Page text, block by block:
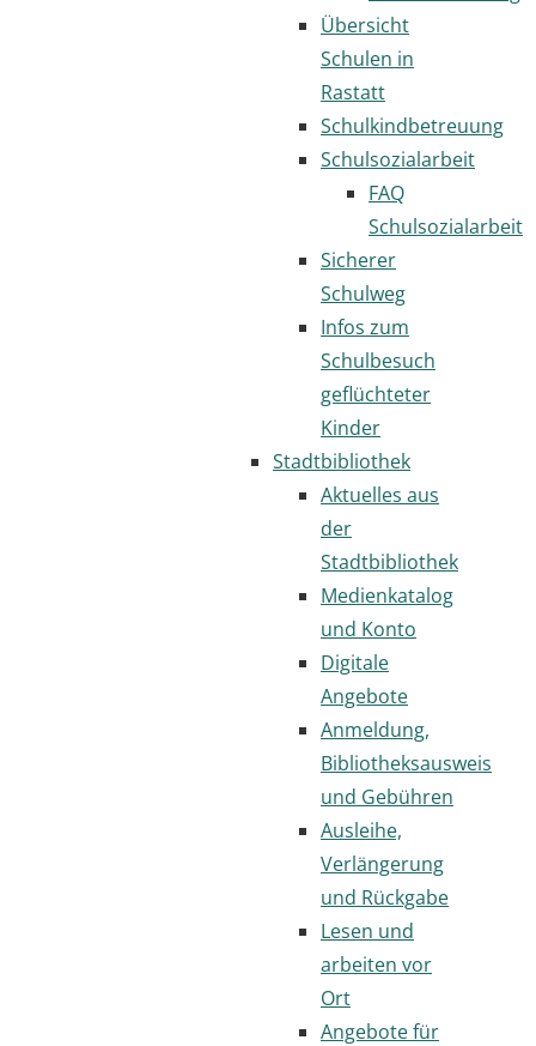
Übersicht
Schulen in
Rastatt
Schulkindbetreuung
Schulsozialarbeit
FAQ
Schulsozialarbeit
Sicherer
Schulweg
Infos zum
Schulbesuch
geflüchteter
Kinder
Stadtbibliothek
Aktuelles aus
der
Stadtbibliothek
Medienkatalog
und Konto
Digitale
Angebote
Anmeldung,
Bibliotheksausweis
und Gebühren
Ausleihe,
Verlängerung
und Rückgabe
Lesen und
arbeiten vor
Ort
Angebote für